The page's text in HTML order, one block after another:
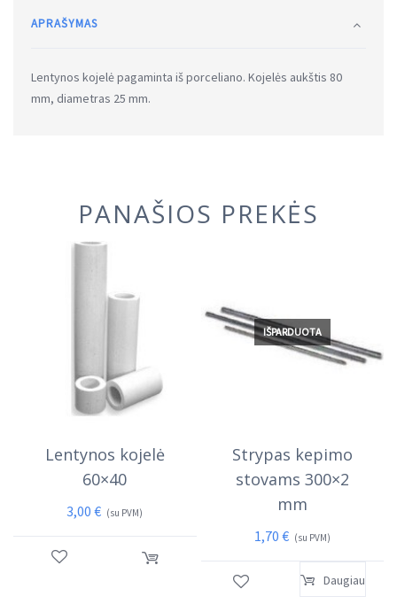
APRAŠYMAS
Lentynos kojelė pagaminta iš porceliano. Kojelės aukštis 80
mm, diametras 25 mm.
PANAŠIOS PREKĖS
Lentynos kojelė
60×40
3,00€ (su PVM)
IŠPARDUOTA
Strypas kepimo
stovams 300×2
mm
1,70 € (su PVM)
Daugiau